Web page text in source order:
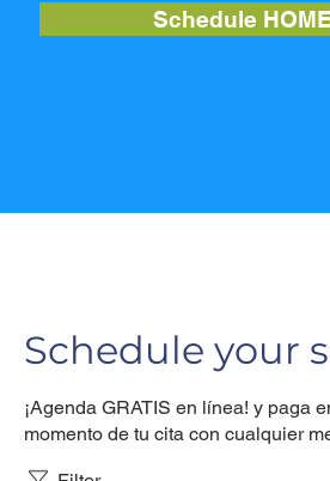
Schedule
Schedule your
¡Agenda GRATIS en línea! y paga
momento de tu cita con cualquier